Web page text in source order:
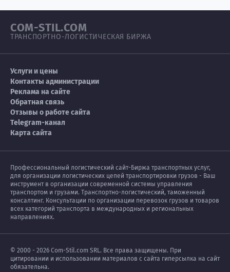
COM-STIL.COM
ТРАНСПОРТНО-ЛОГИСТИЧЕСКАЯ БИРЖА
Услуги и цены
Контакты администрации
Реклама на сайте
Обратная связь
Отзывы о работе сайта
Telegram-канал
Карта сайта
Профессиональный логистический сайт-Биржа транспортных услуг,
для организации логистических цепей транспортировки грузов - Ваш
инструмент в организации современной системы управления
транспортом и грузами. Транспортно-логистический, таможенный
консалтинг. Консультации по организации перевозок грузов и товаров
всех категорий транспорта в международных и региональных
направлениях.
© 2000 - 2026 Com-Stil.com SRL. Все права защищены. При
цитировании и использовании материалов с сайта гиперсылка на сайт
обязательна.